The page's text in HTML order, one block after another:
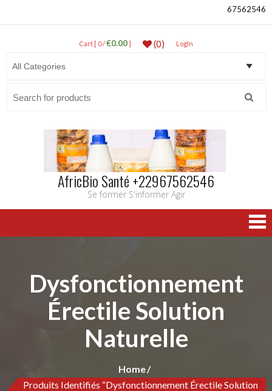
67562546
Cart [ 0 /€0.00] (0) LogIn
AfricBio Santé +22967562546
Se former S'informer Agir
Dysfonctionnement
Érectile Solution
Naturelle
Home
Produits Identifiés “Dysfonctionnement Érectile Solution